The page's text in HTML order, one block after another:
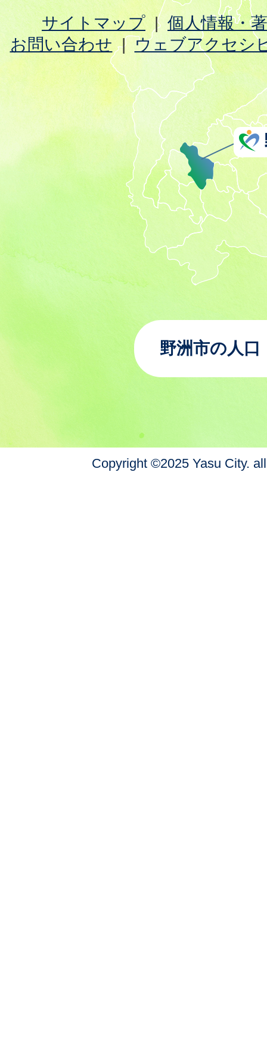
サイトマップ
個人情報・
お問い合わせ
ウェブアクセシ
野洲市の人口
Copyright ©2025 Yasu City.